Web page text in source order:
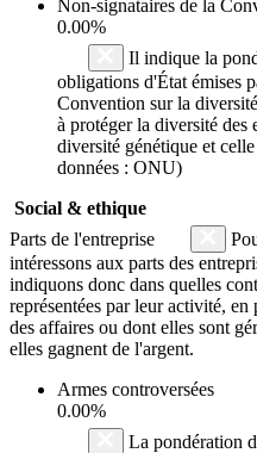
Non-signataires de la
0.00%
Il indique la
obligations d'État émises
Convention sur la
à protéger la diversité des
diversité génétique et
données : ONU)
Social & ethique
Parts de l'entreprise
intéressons aux parts des
indiquons donc dans quelles
représentées par leur activité,
des affaires ou dont elles sont
elles gagnent de l'argent.
Armes controversées
0.00%
La pondération